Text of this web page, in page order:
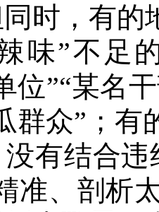
，有的地
味”不足
位”“某名
群众”；
有结合
准、剖析